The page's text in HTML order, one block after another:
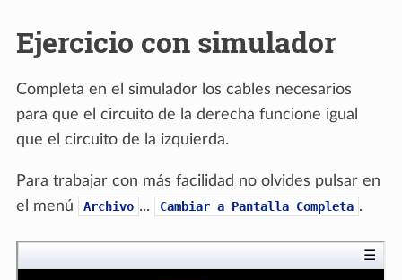
Ejercicio con simulador
Completa en el simulador los cables necesarios
para que el circuito de la derecha funcione igual
que el circuito de la izquierda.
Para trabajar con más facilidad no olvides pulsar en
el menú
Archivo ... Cambiar a Pantalla Completa .